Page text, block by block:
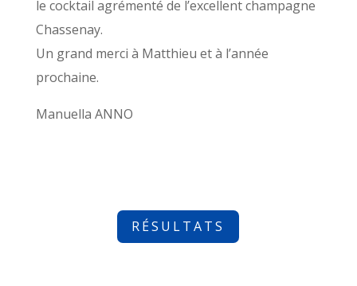
le cocktail agrémenté de l’excellent champagne
Chassenay.
Un grand merci à Matthieu et à l’année
prochaine.
Manuella ANNO
RÉSULTATS